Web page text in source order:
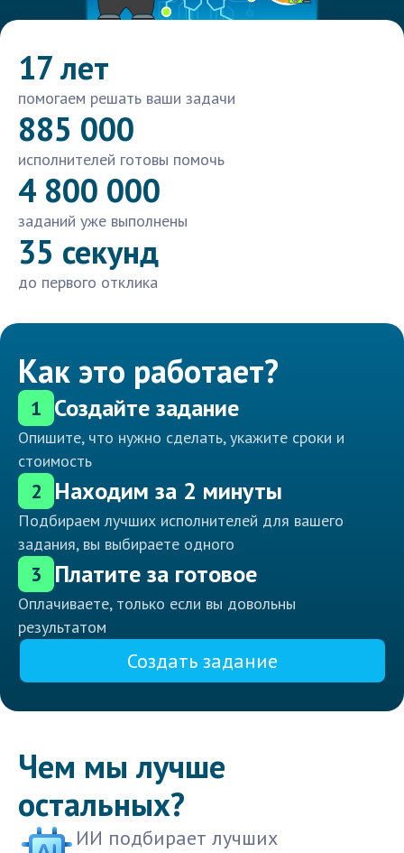
17 лет
помогаем решать ваши задачи
885 000
исполнителей готовы помочь
4 800 000
заданий уже выполнены
35 секунд
до первого отклика
Как это работает?
1 Создайте задание
Опишите, что нужно сделать, укажите сроки и
стоимость
2 Находим за 2 минуты
Подбираем лучших исполнителей для вашего
задания, вы выбираете одного
3 Платите за готовое
Оплачиваете, только если вы довольны
результатом
Создать задание
Чем мы лучше
остальных?
ИИ подбирает лучших